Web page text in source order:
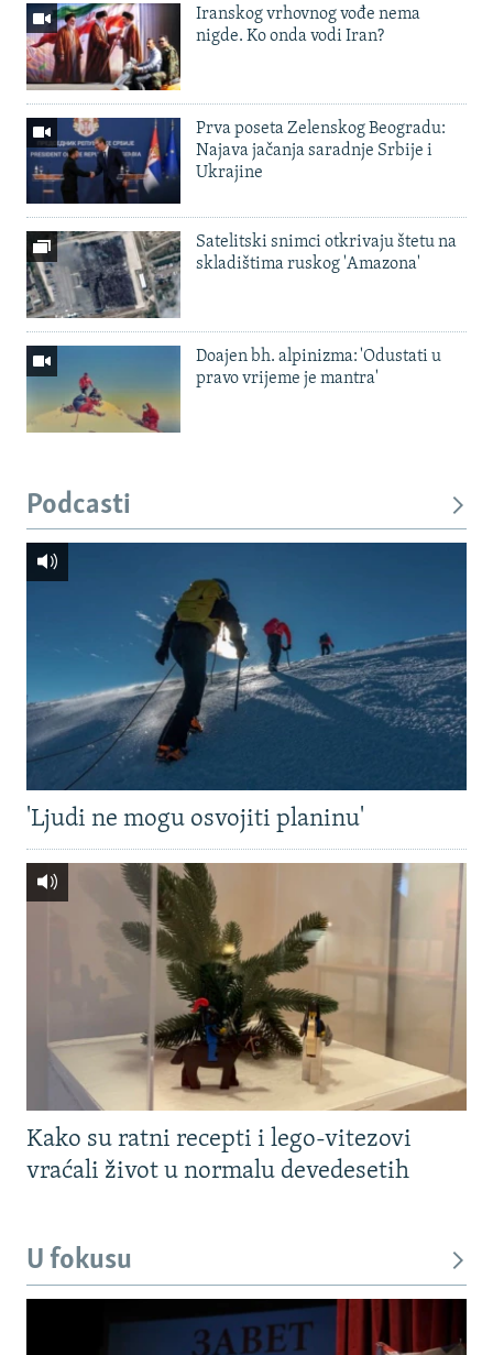
Iranskog vrhovnog vođe nema
nigde. Ko onda vodi Iran?
Prva poseta Zelenskog Beogradu:
Najava jačanja saradnje Srbije i
Ukrajine
Satelitski snimci otkrivaju štetu na
skladištima ruskog 'Amazona'
Doajen bh. alpinizma: 'Odustati u
pravo vrijeme je mantra'
Podcasti
'Ljudi ne mogu osvojiti planinu'
Kako su ratni recepti i lego-vitezovi
vraćali život u normalu devedesetih
U fokusu